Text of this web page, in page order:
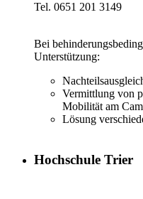
Tel. 0651 201 3149
Bei
Unterstützung:
Vermittlung von
Mobilität am
Lösung
Hochschule Trier